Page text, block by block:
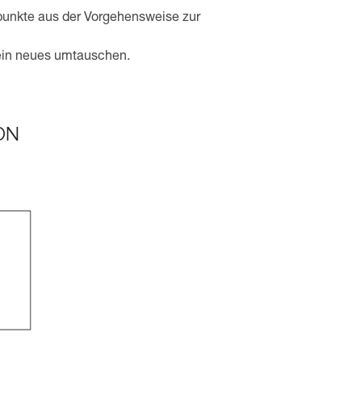
aus der Vorgehensweise zur
neues umtauschen.